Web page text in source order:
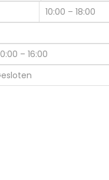
10:00 – 18:00
– 16:00